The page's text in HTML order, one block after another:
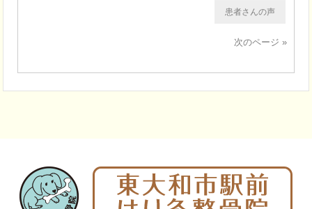
患者さんの声
次のページ »